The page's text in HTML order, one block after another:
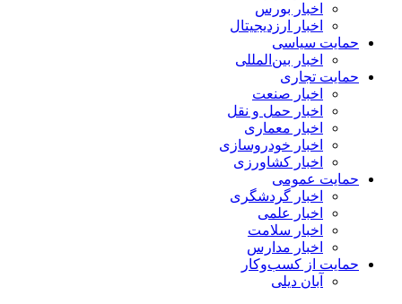
اخبار بورس
اخبار ارزدیجیتال
حمایت سیاسی
اخبار بین‌المللی
حمایت تجاری
اخبار صنعت
اخبار حمل و نقل
اخبار معماری
اخبار خودروسازی
اخبار کشاورزی
حمایت عمومی
اخبار گردشگری
اخبار علمی
اخبار سلامت
اخبار مدارس
حمایت از کسب‌وکار
آبان دیلی